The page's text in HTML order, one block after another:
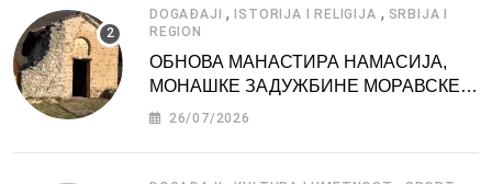
DOGAĐAJI , ISTORIJA I RELIGIJA , SRBIJA I
REGION
ОБНОВА МАНАСТИРА НАМАСИЈА,
МОНАШКЕ ЗАДУЖБИНЕ МОРАВСКЕ
СРБИЈЕ
26/07/2026